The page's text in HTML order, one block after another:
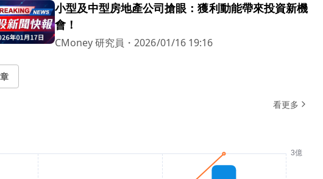
小型及中型房地產公司搶眼：獲利動能帶來投資新機
會！
CMoney 研究員 ・2026/01/16 19:16
看更多